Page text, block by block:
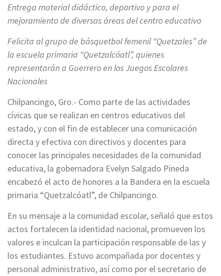
Entrega material didáctico, deportivo y para el
mejoramiento de diversas áreas del centro educativo
Felicita al grupo de básquetbol femenil “Quetzales” de
la escuela primaria “Quetzalcóatl”, quienes
representarán a Guerrero en los Juegos Escolares
Nacionales
Chilpancingo, Gro.- Como parte de las actividades
cívicas que se realizan en centros educativos del
estado, y con el fin de establecer una comunicación
directa y efectiva con directivos y docentes para
conocer las principales necesidades de la comunidad
educativa, la gobernadora Evelyn Salgado Pineda
encabezó el acto de honores a la Bandera en la escuela
primaria “Quetzalcóatl”, de Chilpancingo.
En su mensaje a la comunidad escolar, señaló que estos
actos fortalecen la identidad nacional, promueven los
valores e inculcan la participación responsable de las y
los estudiantes. Estuvo acompañada por docentes y
personal administrativo, así como por el secretario de